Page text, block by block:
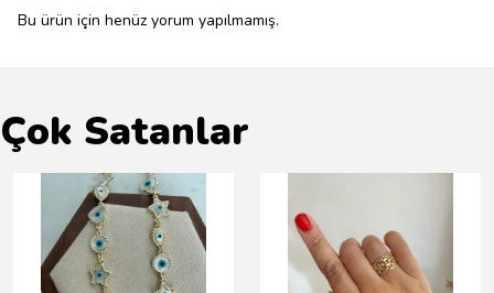
Bu ürün için henüz yorum yapılmamış.
Çok Satanlar